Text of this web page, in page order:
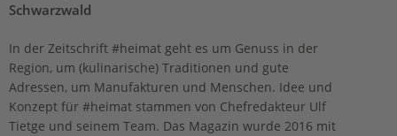
Schwarzwald
In der Zeitschrift #heimat geht es um Genuss in der
Region, um (kulinarische) Traditionen und gute
Adressen, um Manufakturen und Menschen. Idee und
Konzept für #heimat stammen von Chefredakteur Ulf
Tietge und seinem Team. Das Magazin wurde 2016 mit